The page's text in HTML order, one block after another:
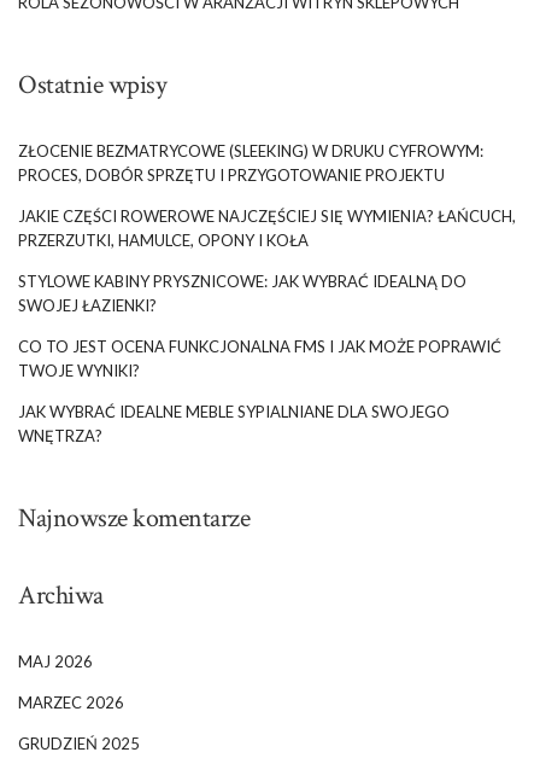
Ostatnie wpisy
ZŁOCENIE BEZMATRYCOWE (SLEEKING) W DRUKU CYFROWYM:
PROCES, DOBÓR SPRZĘTU I PRZYGOTOWANIE PROJEKTU
JAKIE CZĘŚCI ROWEROWE NAJCZĘŚCIEJ SIĘ WYMIENIA? ŁAŃCUCH,
PRZERZUTKI, HAMULCE, OPONY I KOŁA
STYLOWE KABINY PRYSZNICOWE: JAK WYBRAĆ IDEALNĄ DO
SWOJEJ ŁAZIENKI?
CO TO JEST OCENA FUNKCJONALNA FMS I JAK MOŻE POPRAWIĆ
TWOJE WYNIKI?
JAK WYBRAĆ IDEALNE MEBLE SYPIALNIANE DLA SWOJEGO
WNĘTRZA?
Najnowsze komentarze
Archiwa
MAJ 2026
MARZEC 2026
GRUDZIEŃ 2025